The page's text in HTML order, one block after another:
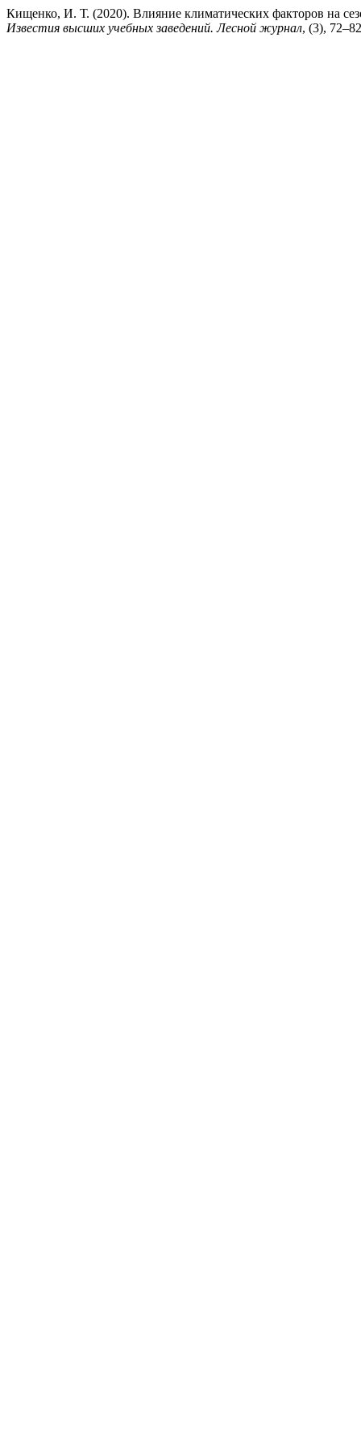
Кищенко, И. Т. (2020). Влияние климатических факторов на
Известия высших учебных заведений. Лесной журнал, (3),